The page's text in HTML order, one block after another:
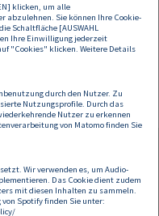
klicken, um alle
abzulehnen. Sie können Ihre Cookie-
Schaltfläche [AUSWAHL
Ihre Einwilligung jederzeit
"Cookies" klicken. Weitere Details
durch den Nutzer. Zu
Nutzungsprofile. Durch das
Nutzer zu erkennen
von Matomo finden Sie
Wir verwenden es, um Audio-
Das Cookie dient zudem
mit diesen Inhalten zu sammeln.
Spotify finden Sie unter: